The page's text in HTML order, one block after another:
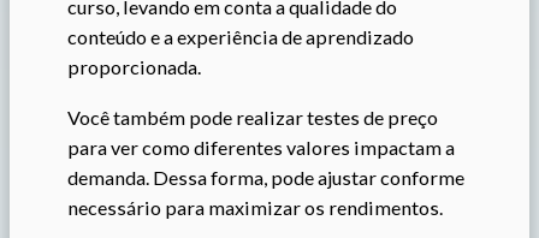
curso, levando em conta a qualidade do
conteúdo e a experiência de aprendizado
proporcionada.
Você também pode realizar testes de preço
para ver como diferentes valores impactam a
demanda. Dessa forma, pode ajustar conforme
necessário para maximizar os rendimentos.